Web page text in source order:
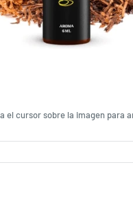
el cursor sobre la imagen para